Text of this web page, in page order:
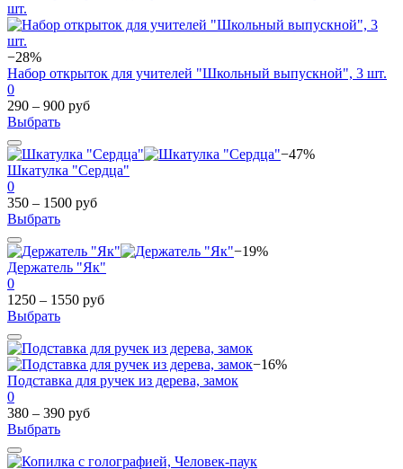
−28%
Набор открыток для учителей "Школьный выпускной", 3 шт.
0
290 – 900 руб
Выбрать
−47%
Шкатулка "Сердца"
0
350 – 1500 руб
Выбрать
−19%
Держатель "Як"
0
1250 – 1550 руб
Выбрать
−16%
Подставка для ручек из дерева, замок
0
380 – 390 руб
Выбрать